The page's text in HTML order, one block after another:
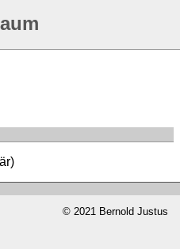
© 2021 Bernold Justus